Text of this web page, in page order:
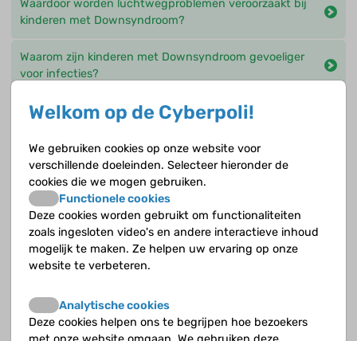
Waardoor worden luchtwegproblemen veroorzaakt bij
kinderen met Downsyndroom?
Waarom zijn kinderen met Downsyndroom gevoeliger
voor infecties?
Wanneer gaat een 18jarig kind met Downsyndroom
Wat doet een arts voor verstandelijk gehandicapten
(AVG)?
Wat is een slappe luchtpijp ofwel tracheo-malacie?
Wat is het RS-virus?
Wat kun je doen aan een slappe luchtpijp ofwel
Welkom op de Cyberpoli!
We gebruiken cookies op onze website voor
verschillende doeleinden. Selecteer hieronder de
cookies die we mogen gebruiken.
Functionele cookies
Deze cookies worden gebruikt om functionaliteiten
zoals ingesloten video's en andere interactieve inhoud
mogelijk te maken. Ze helpen uw ervaring op onze
website te verbeteren.
Analytische cookies
Deze cookies helpen ons te begrijpen hoe bezoekers